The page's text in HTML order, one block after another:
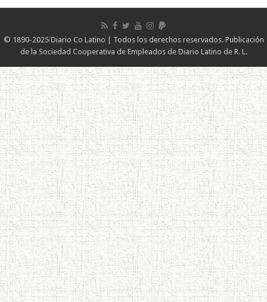
© 1890-2025 Diario Co Latino | Todos los derechos reservados. Publicación
de la Sociedad Cooperativa de Empleados de Diario Latino de R. L.